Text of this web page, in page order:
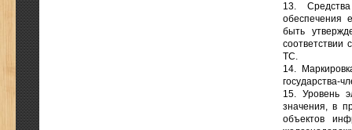
13.
обеспечения
быть
соответствии
ТС.
14.
государства-
15. Уровень
значения, в
объектов